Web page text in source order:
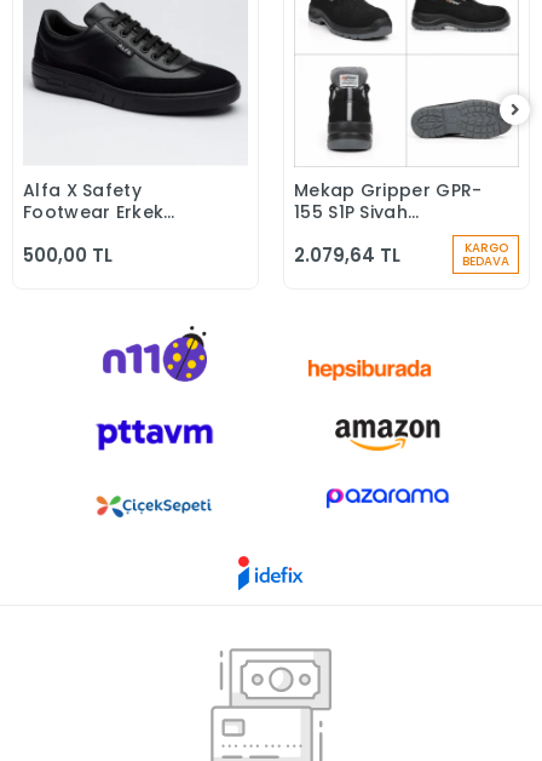
Sepete Ekle
Alfa X Safety
Footwear Erkek
Ayakkabı
500,00 TL
Sepete Ekle
Mekap Gripper GPR-
155 S1P Siyah
Microfiber Kompozit
Iş Güvenlik
2.079,64 TL KARGO
BEDAVA